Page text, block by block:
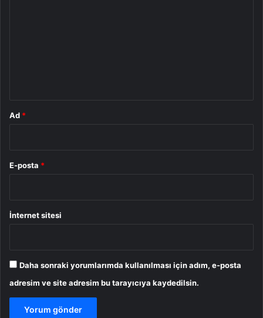
Ad *
E-posta *
İnternet sitesi
Daha sonraki yorumlarımda kullanılması için adım, e-posta
adresim ve site adresim bu tarayıcıya kaydedilsin.